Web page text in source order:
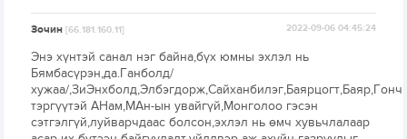
Зочин[66.181.160.11] 2022-09-06 04:45:24
Энэ хүнтэй санал нэг байна,бүх юмны эхлэл нь
Бямбасүрэн,да.Ганболд/
хужаа/
тэргүүтэй АНам,МАн-ын увайгүй,Монголоо гэсэн
сэтгэлгүй,луйварчдаас болсон,эхлэл нь өмч хувьчлалаар